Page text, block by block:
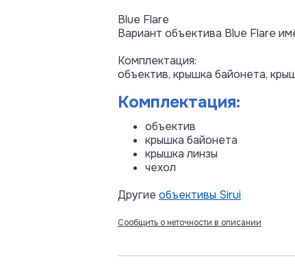
Blue Flare
Вариант объектива Blue Flare
Комплектация:
объектив, крышка байонета,
Комплектация:
объектив
крышка байонета
крышка линзы
чехол
Другие объективы Sirui
Сообщить о неточности в описании